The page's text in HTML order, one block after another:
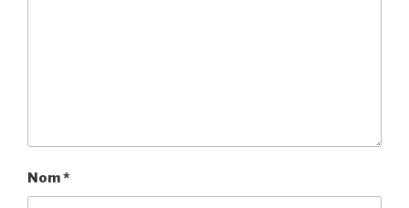
Nom*